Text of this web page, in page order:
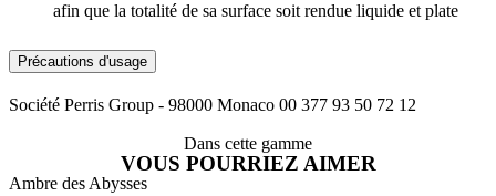
afin que la totalité de sa surface soit rendue liquide et plate
Précautions d'usage
Société Perris Group - 98000 Monaco 00 377 93 50 72 12
Dans cette gamme
VOUS POURRIEZ AIMER
Ambre des Abysses